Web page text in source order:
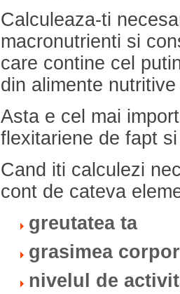
Calculeaza-ti
macronutrienti si
care contine cel
din alimente nutritive
Asta e cel mai
flexitariene de fapt
Cand iti calculezi
cont de cateva
greutatea ta
grasimea
nivelul de